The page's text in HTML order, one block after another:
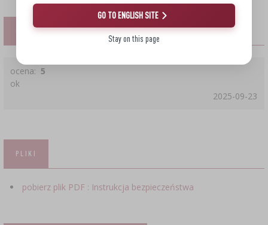
OPINIE KLIENTÓW
ocena: 5
ok
2025-09-23
PLIKI
pobierz plik PDF : Instrukcja bezpieczeństwa
GO TO ENGLISH SITE
Stay on this page